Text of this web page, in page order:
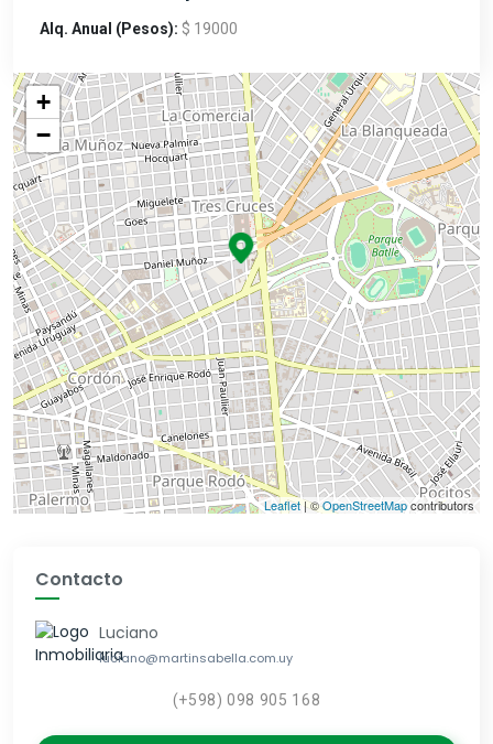
Alq. Anual (Pesos): $ 19000
+
−
Leaflet| ©OpenStreetMapcontributors
Contacto
Luciano
luciano@martinsabella.com.uy
(+598) 098 905 168